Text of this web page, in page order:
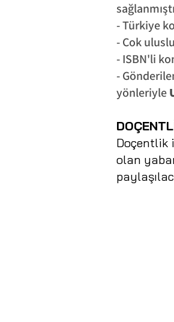
- Türkiye
- Çok
- ISBN'li
-
yönleriyle
Doçentlik
olan